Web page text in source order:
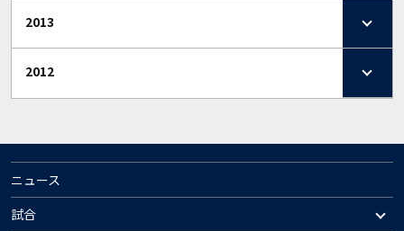
2013
2012
ニュース
試合